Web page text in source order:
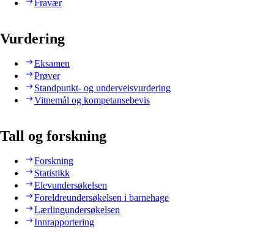
Fravær
Vurdering
Eksamen
Prøver
Standpunkt- og underveisvurdering
Vitnemål og kompetansebevis
Tall og forskning
Forskning
Statistikk
Elevundersøkelsen
Foreldreundersøkelsen i barnehage
Lærlingundersøkelsen
Innrapportering